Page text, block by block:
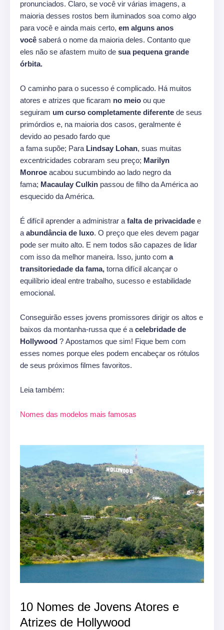
pronunciados. Claro, se você vir várias imagens, a
maioria desses rostos bem iluminados soa como algo
para você e ainda mais certo, em alguns anos
você saberá o nome da maioria deles. Contanto que
eles não se afastem muito de sua pequena grande
órbita.
O caminho para o sucesso é complicado. Há muitos
atores e atrizes que ficaram no meio ou que
seguiram um curso completamente diferente de seus
primórdios e, na maioria dos casos, geralmente é
devido ao pesado fardo que
a fama supõe; Para Lindsay Lohan, suas muitas
excentricidades cobraram seu preço; Marilyn
Monroe acabou sucumbindo ao lado negro da
fama; Macaulay Culkin passou de filho da América ao
esquecido da América.
É difícil aprender a administrar a falta de privacidade e
a abundância de luxo. O preço que eles devem pagar
pode ser muito alto. E nem todos são capazes de lidar
com isso da melhor maneira. Isso, junto com a
transitoriedade da fama, torna difícil alcançar o
equilíbrio ideal entre trabalho, sucesso e estabilidade
emocional.
Conseguirão esses jovens promissores dirigir os altos e
baixos da montanha-russa que é a celebridade de
Hollywood ? Apostamos que sim! Fique bem com
esses nomes porque eles podem encabeçar os rótulos
de seus próximos filmes favoritos.
Leia também:
Nomes das modelos mais famosas
10 Nomes de Jovens Atores e
Atrizes de Hollywood